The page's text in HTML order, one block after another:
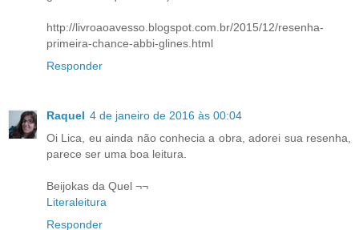
http://livroaoavesso.blogspot.com.br/2015/12/resenha-
primeira-chance-abbi-glines.html
Responder
Raquel 4 de janeiro de 2016 às 00:04
Oi Lica, eu ainda não conhecia a obra, adorei sua resenha,
parece ser uma boa leitura.
Beijokas da Quel ¬¬
Literaleitura
Responder